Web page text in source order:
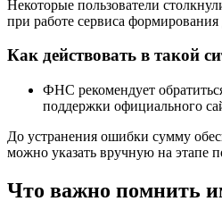
Некоторые пользователи
при работе сервиса
Как действовать в такой
ФНС рекомендует
поддержки официального
До устранения ошибки сумму
можно указать вручную на этапе
Что важно помнить